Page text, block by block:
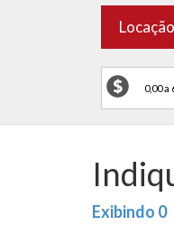
Locação
Exibindo 0